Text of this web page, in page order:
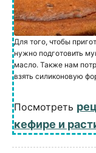
Для того, чтобы
нужно подготовить
масло. Также нам
взять силиконовую
Посмотреть
кефире и